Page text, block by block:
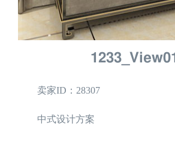
1233_View01
卖家ID：28307
中式设计方案